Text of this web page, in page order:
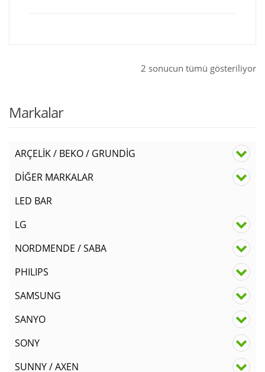
2 sonucun tümü gösteriliyor
Markalar
ARÇELİK / BEKO / GRUNDİG
DİĞER MARKALAR
LED BAR
LG
NORDMENDE / SABA
PHILIPS
SAMSUNG
SANYO
SONY
SUNNY / AXEN